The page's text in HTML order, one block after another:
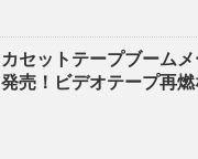
カセットテープブーム
発売！ビデオテープ再燃